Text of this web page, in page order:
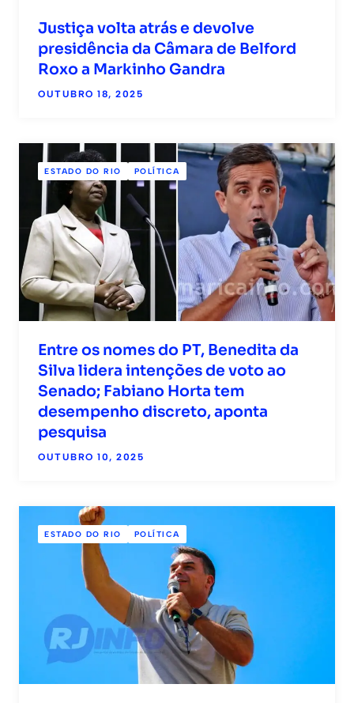
Justiça volta atrás e devolve
presidência da Câmara de Belford
Roxo a Markinho Gandra
OUTUBRO 18, 2025
ESTADO DO RIO POLÍTICA
Entre os nomes do PT, Benedita da
Silva lidera intenções de voto ao
Senado; Fabiano Horta tem
desempenho discreto, aponta
pesquisa
OUTUBRO 10, 2025
ESTADO DO RIO POLÍTICA